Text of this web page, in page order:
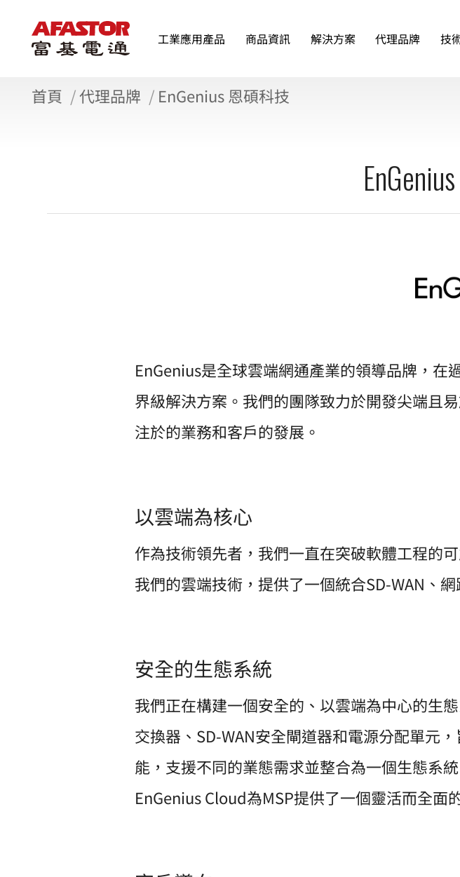
工業應用產品 商品資訊 解決方案 代理品牌 技
首頁 代理品牌 EnGenius 恩碩科技
EnGenius
EnGenius是全球雲端網通產業的領導品牌，在
界級解決方案。我們的團隊致力於開發尖端且
注於的業務和客戶的發展。
以雲端為核心
作為技術領先者，我們一直在突破軟體工程的
我們的雲端技術，提供了一個統合SD-WAN、
安全的生態系統
我們正在構建一個安全的、以雲端為中心的生
交換器、SD-WAN安全閘道器和電源分配單元
能，支援不同的業態需求並整合為一個生態系
EnGenius Cloud為MSP提供了一個靈活而全面